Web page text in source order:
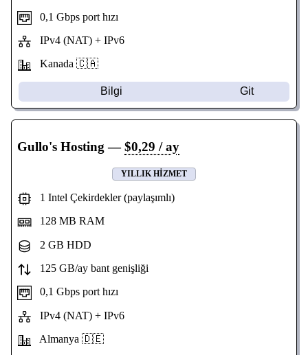
0,1 Gbps port hızı
IPv4 (NAT) + IPv6
Kanada 🇨🇦
Bilgi Git
Gullo's Hosting —$0,29 / ay
YILLIK HIZMET
1 Intel Çekirdekler (paylaşımlı)
128 MB RAM
2 GB HDD
125 GB/ay bant genişliği
0,1 Gbps port hızı
IPv4 (NAT) + IPv6
Almanya 🇩🇪